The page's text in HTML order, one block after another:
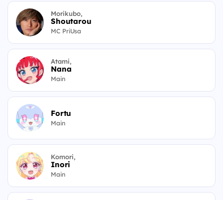
Morikubo,
Shoutarou
MC PriUsa
Atami,
Nana
Main
Fortu
Main
Komori,
Inori
Main